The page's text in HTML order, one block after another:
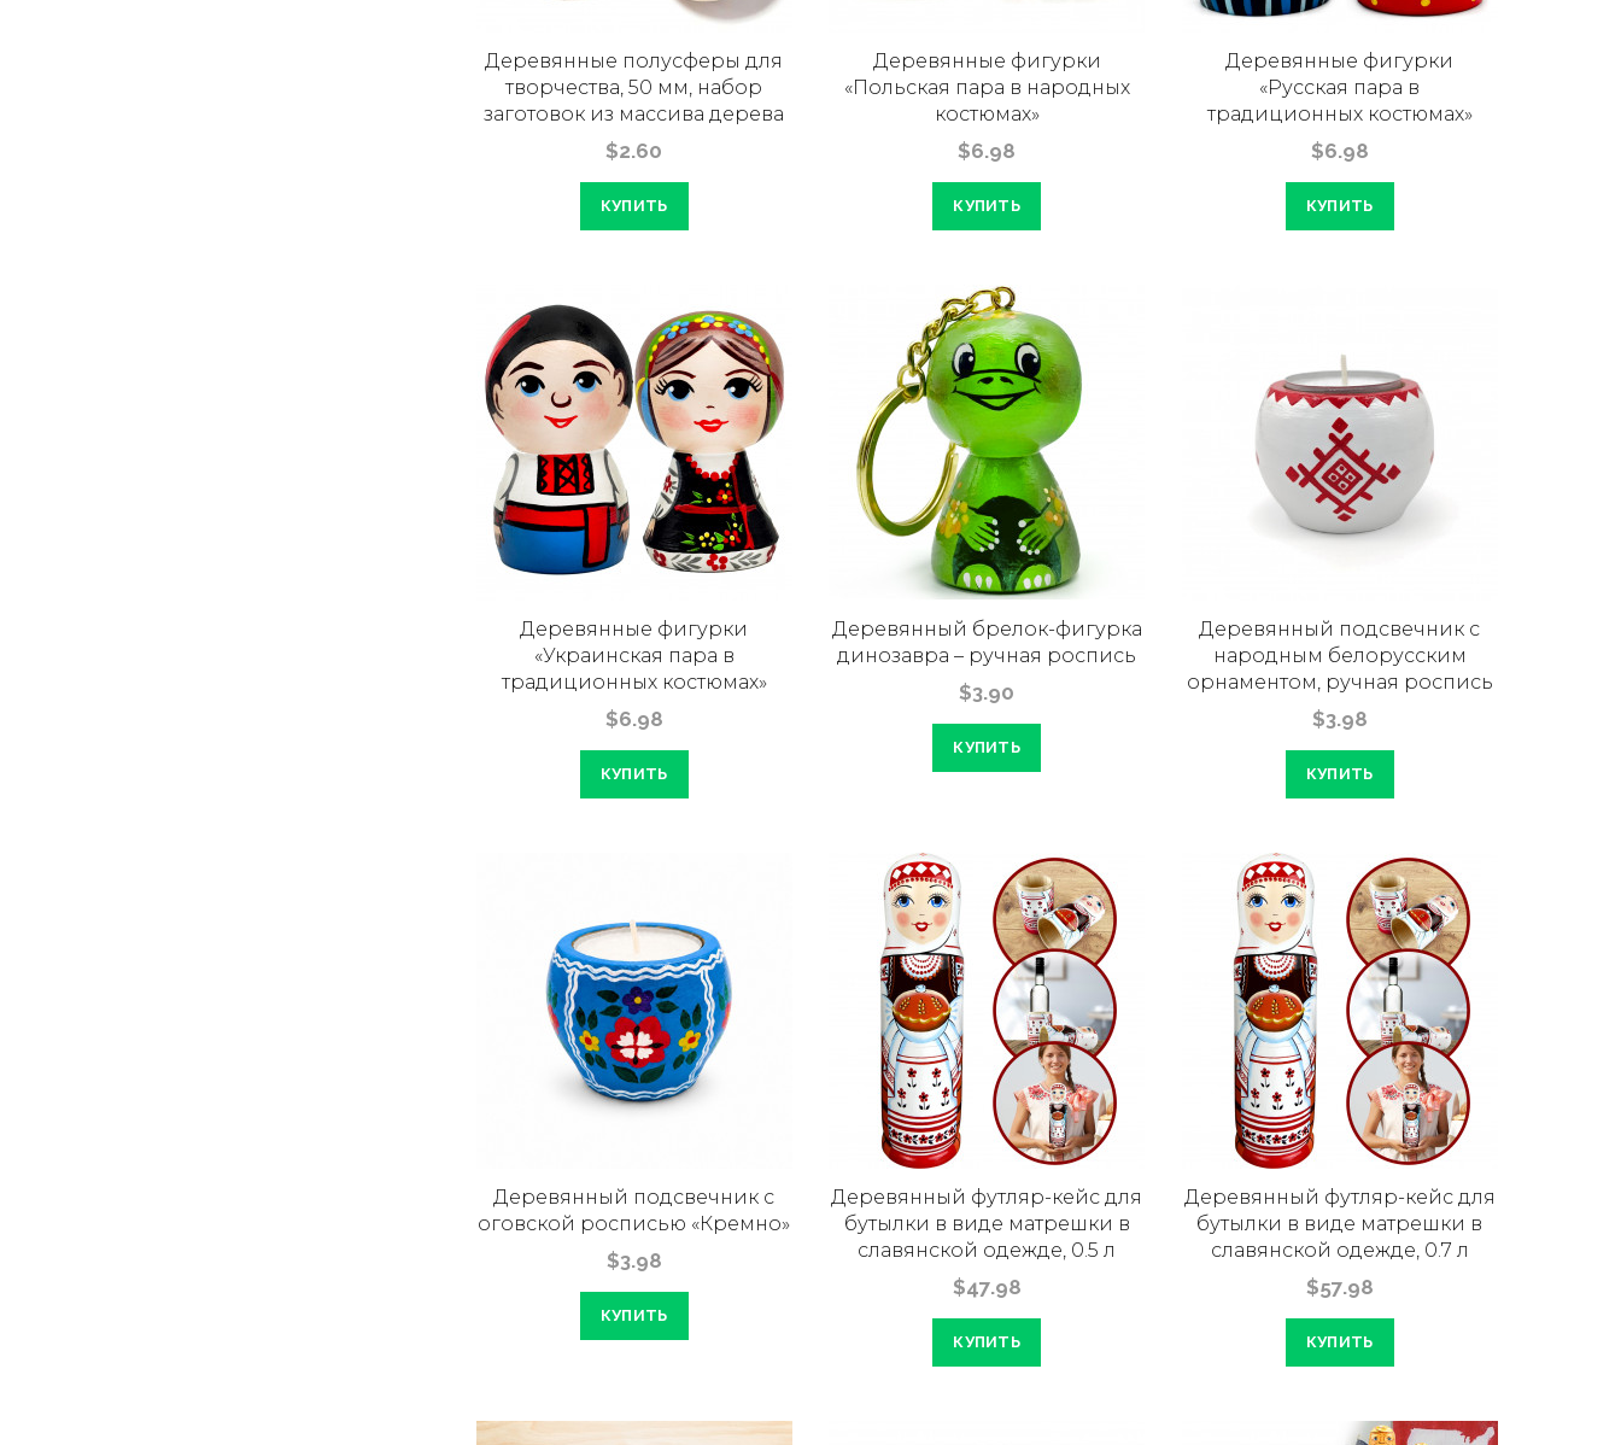
Деревянные полусферы для
творчества, 50 мм, набор
заготовок из массива дерева
$2.60
КУПИТЬ
Деревянные фигурки
«Польская пара в народных
костюмах»
$6.98
КУПИТЬ
Деревянные фигурки
«Русская пара в
традиционных костюмах»
$6.98
КУПИТЬ
Деревянные фигурки
«Украинская пара в
традиционных костюмах»
$6.98
КУПИТЬ
Деревянный брелок-фигурка
динозавра – ручная роспись
$3.90
КУПИТЬ
Деревянный подсвечник с
народным белорусским
орнаментом, ручная роспись
$3.98
КУПИТЬ
Деревянный подсвечник с
оговской росписью «Кремно»
$3.98
КУПИТЬ
Деревянный футляр-кейс для
бутылки в виде матрешки в
славянской одежде, 0.5 л
$47.98
КУПИТЬ
Деревянный футляр-кейс для
бутылки в виде матрешки в
славянской одежде, 0.7 л
$57.98
КУПИТЬ